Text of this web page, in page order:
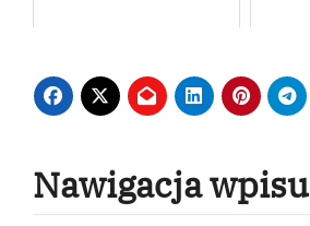
Nawigacja wpisu